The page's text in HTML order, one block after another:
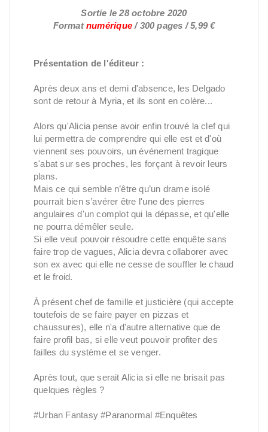
Sortie le 28 octobre 2020
Formatnumérique/ 300 pages / 5,99 €
Présentation de l'éditeur :
Après deux ans et demi d'absence, les Delgado
sont de retour à Myria, et ils sont en colère...
Alors qu'Alicia pense avoir enfin trouvé la clef qui
lui permettra de comprendre qui elle est et d'où
viennent ses pouvoirs, un événement tragique
s'abat sur ses proches, les forçant à revoir leurs
plans.
Mais ce qui semble n’être qu’un drame isolé
pourrait bien s’avérer être l'une des pierres
angulaires d'un complot qui la dépasse, et qu'elle
ne pourra démêler seule.
Si elle veut pouvoir résoudre cette enquête sans
faire trop de vagues, Alicia devra collaborer avec
son ex avec qui elle ne cesse de souffler le chaud
et le froid.
À présent chef de famille et justicière (qui accepte
toutefois de se faire payer en pizzas et
chaussures), elle n'a d'autre alternative que de
faire profil bas, si elle veut pouvoir profiter des
failles du système et se venger.
Après tout, que serait Alicia si elle ne brisait pas
quelques règles ?
#Urban Fantasy #Paranormal #Enquêtes